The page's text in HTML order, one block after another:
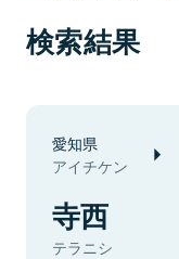
検索結果
愛知県
アイチケン
寺西
テラニシ